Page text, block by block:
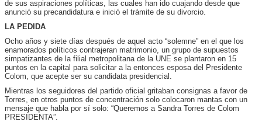
de sus aspiraciones políticas, las cuales han ido cuajando desde que
anunció su precandidatura e inició el trámite de su divorcio.
LA PEDIDA
Ocho años y siete días después de aquel acto “solemne” en el que los
enamorados políticos contrajeran matrimonio, un grupo de supuestos
simpatizantes de la filial metropolitana de la UNE se plantaron en 15
puntos en la capital para solicitar a la entonces esposa del Presidente
Colom, que acepte ser su candidata presidencial.
Mientras los seguidores del partido oficial gritaban consignas a favor de
Torres, en otros puntos de concentración solo colocaron mantas con un
mensaje que habla por sí solo: “Queremos a Sandra Torres de Colom
PRESIDENTA”.